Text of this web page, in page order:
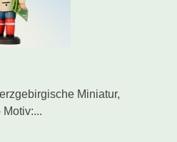
Miniatur,